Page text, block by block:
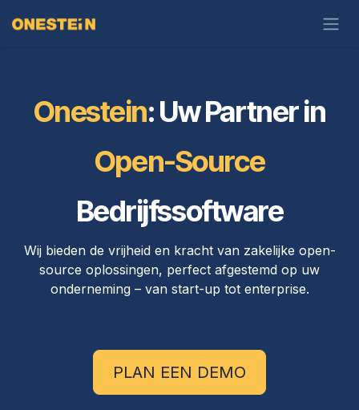
Onestein: Uw Partner in
Open-Source
Bedrijfssoftware
Wij bieden de vrijheid en kracht van zakelijke open-
source oplossingen, perfect afgestemd op uw
onderneming – van start-up tot enterprise.
PLAN EEN DEMO